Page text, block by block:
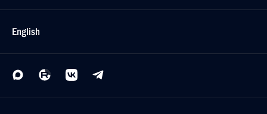
English